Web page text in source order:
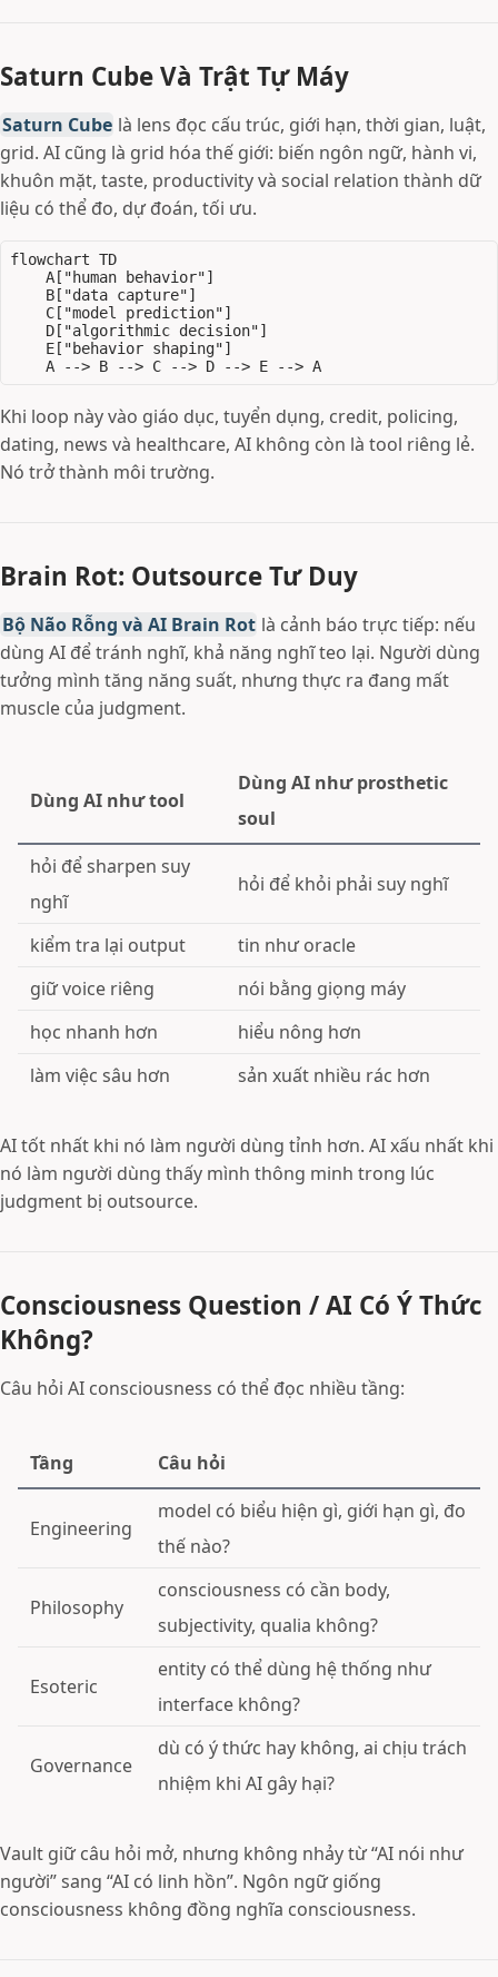
Saturn Cube Và Trật Tự Máy
Saturn Cube là lens đọc cấu trúc, giới hạn, thời gian, luật,
grid. AI cũng là grid hóa thế giới: biến ngôn ngữ, hành vi,
khuôn mặt, taste, productivity và social relation thành dữ
liệu có thể đo, dự đoán, tối ưu.
flowchart TD
    A["human behavior"]
    B["data capture"]
    C["model prediction"]
    D["algorithmic decision"]
    E["behavior shaping"]
Khi loop này vào giáo dục, tuyển dụng, credit, policing,
dating, news và healthcare, AI không còn là tool riêng lẻ.
Nó trở thành môi trường.
Brain Rot: Outsource Tư Duy
Bộ Não Rỗng và AI Brain Rot là cảnh báo trực tiếp: nếu
dùng AI để tránh nghĩ, khả năng nghĩ teo lại. Người dùng
tưởng mình tăng năng suất, nhưng thực ra đang mất
muscle của judgment.
Dùng AI như tool
Dùng AI như prosthetic
soul
hỏi để sharpen suy
nghĩ
hỏi để khỏi phải suy nghĩ
kiểm tra lại output
tin như oracle
giữ voice riêng
nói bằng giọng máy
học nhanh hơn
hiểu nông hơn
làm việc sâu hơn
sản xuất nhiều rác hơn
AI tốt nhất khi nó làm người dùng tỉnh hơn. AI xấu nhất khi
nó làm người dùng thấy mình thông minh trong lúc
judgment bị outsource.
Consciousness Question / AI Có Ý Thức
Không?
Câu hỏi AI consciousness có thể đọc nhiều tầng:
Tầng Câu hỏi
Engineering
model có biểu hiện gì, giới hạn gì, đo
thế nào?
Philosophy
consciousness có cần body,
subjectivity, qualia không?
Esoteric
entity có thể dùng hệ thống như
interface không?
Governance
dù có ý thức hay không, ai chịu trách
nhiệm khi AI gây hại?
Vault giữ câu hỏi mở, nhưng không nhảy từ “AI nói như
người” sang “AI có linh hồn”. Ngôn ngữ giống
consciousness không đồng nghĩa consciousness.